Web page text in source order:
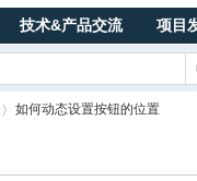
技术&产品交流 项目
如何动态设置按钮的位置